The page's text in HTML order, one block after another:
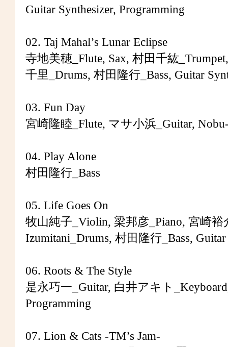
Guitar Synthesizer, Programming
02. Taj Mahal’s Lunar Eclipse
寺地美穂_Flute, Sax, 村田千紘
千里_Drums, 村田隆行_Bass, Guitar
03. Fun Day
宮崎隆睦_Flute, マサ小浜_Guitar,
04. Play Alone
村田隆行_Bass
05. Life Goes On
牧山純子_Violin, 梁邦彦_Piano, 宮崎裕
Izumitani_Drums, 村田隆行_Bass, Guitar
06. Roots & The Style
是永巧一_Guitar, 白井アキト
Programming
07. Lion & Cats -TM’s Jam-